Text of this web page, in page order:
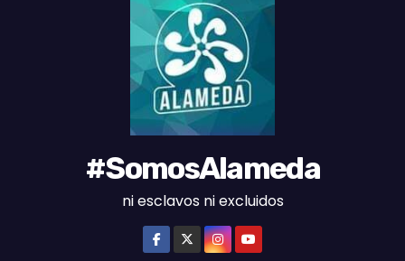
#SomosAlameda
ni esclavos ni excluidos